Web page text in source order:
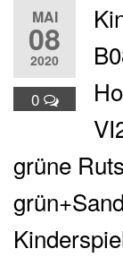
MAI
08
2020
0
grüne